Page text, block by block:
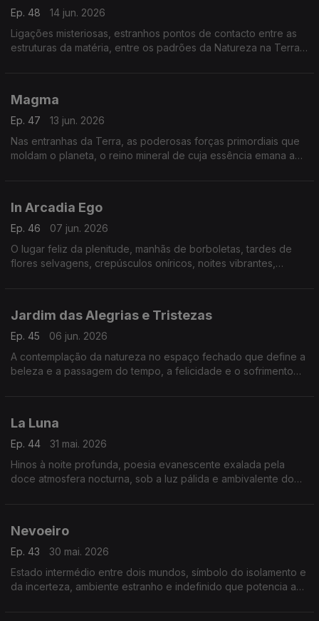
Ep. 48
14 jun. 2026
Ligações misteriosas, estranhos pontos de contacto entre as
estruturas da matéria, entre os padrões da Natureza na Terra
Magma
Ep. 47
13 jun. 2026
Nas entranhas da Terra, as poderosas forças primordiais que
moldam o planeta, o reino mineral de cuja essência emana a
In Arcadia Ego
Ep. 46
07 jun. 2026
O lugar feliz da plenitude, manhãs de borboletas, tardes de
flores selvagens, crepúsculos oníricos, noites vibrantes,
Jardim das Alegrias e Tristezas
Ep. 45
06 jun. 2026
A contemplação da natureza no espaço fechado que define a
beleza e a passagem do tempo, a felicidade e o sofrimento
La Luna
Ep. 44
31 mai. 2026
Hinos à noite profunda, poesia evanescente exalada pela
doce atmosfera nocturna, sob a luz pálida e ambivalente do
Nevoeiro
Ep. 43
30 mai. 2026
Estado intermédio entre dois mundos, símbolo do isolamento e
da incerteza, ambiente estranho e indefinido que potencia a